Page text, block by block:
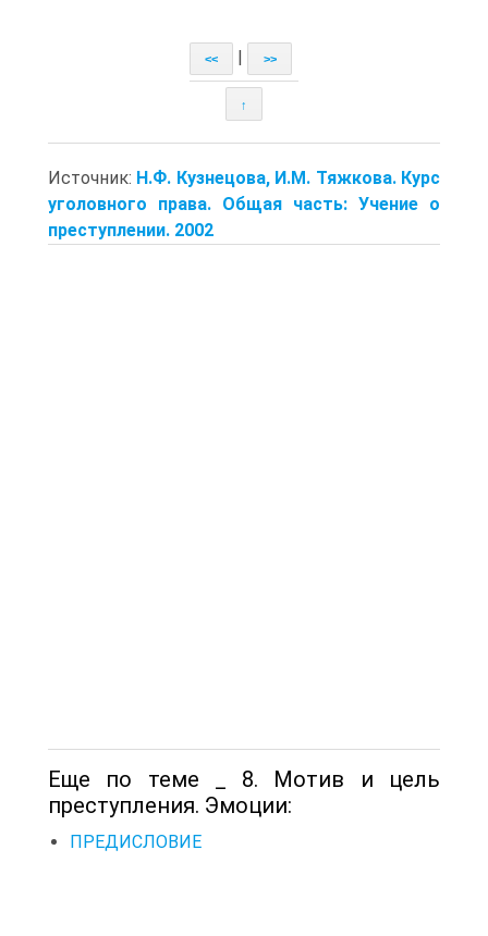
<< >>
↑
Источник: Н.Ф. Кузнецова, И.М. Тяжкова. Курс
уголовного права. Общая часть: Учение о
преступлении. 2002
Еще по теме _ 8. Мотив и цель
преступления. Эмоции:
ПРЕДИСЛОВИЕ